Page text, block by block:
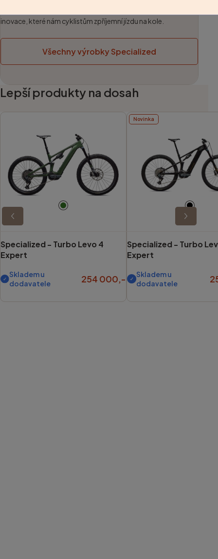
inovace, které nám cyklistům zpříjemní jízdu na kole.
Všechny výrobky Specialized
Lepší produkty na dosah
Specialized - Turbo Levo 4
Expert
Skladem u
dodavatele
254 000,-
Novinka
Specialized - Turbo
Expert
Skladem u
dodavatele